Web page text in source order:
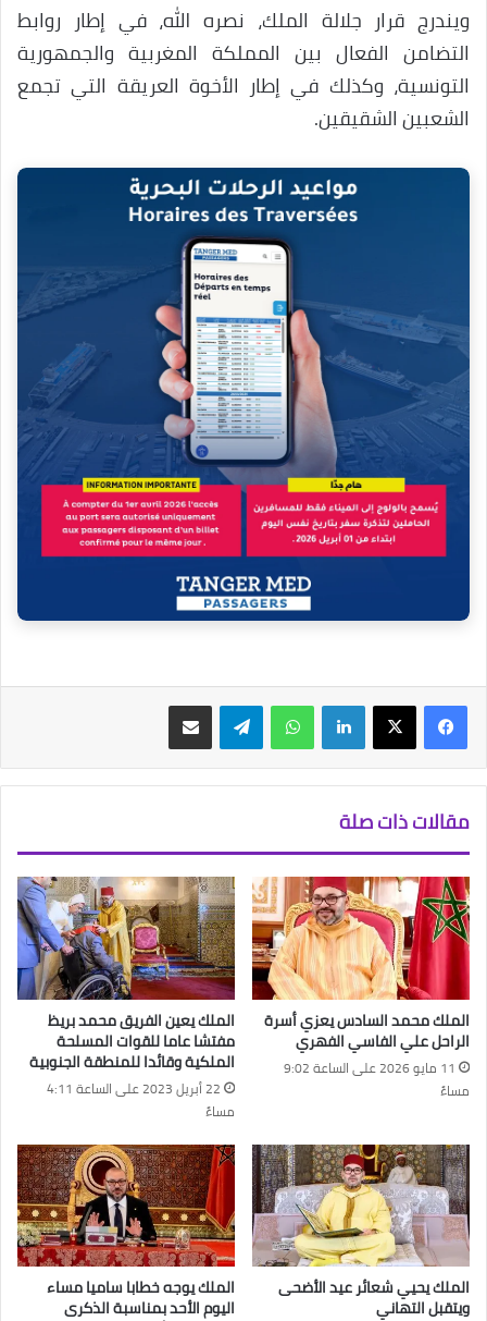
ويندرج قرار جلالة الملك، نصره الله، في إطار روابط
التضامن الفعال بين المملكة المغربية والجمهورية
التونسية، وكذلك في إطار الأخوة العريقة التي تجمع
الشعبين الشقيقين.
فيسبوك‫X لينكدإن واتساب تيلقرام مشاركة عبر البريد
مقالات ذات صلة
الملك محمد السادس يعزي أسرة
الراحل علي الفاسي الفهري
11 مايو 2026 على الساعة 9:02
مساءً
الملك يعين الفريق محمد بريظ
مفتشا عاما للقوات المسلحة
الملكية وقائدا للمنطقة الجنوبية
22 أبريل 2023 على الساعة 4:11
مساءً
الملك يحيي شعائر عيد الأضحى
ويتقبل التهاني
الملك يوجه خطابا ساميا مساء
اليوم الأحد بمناسبة الذكرى